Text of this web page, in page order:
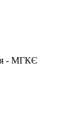
- МГКЄ